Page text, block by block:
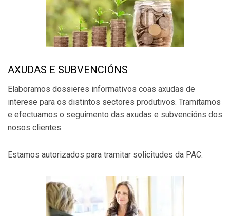
AXUDAS E SUBVENCIÓNS
Elaboramos dossieres informativos coas axudas de
interese para os distintos sectores produtivos. Tramitamos
e efectuamos o seguimento das axudas e subvencións dos
nosos clientes.
Estamos autorizados para tramitar solicitudes da PAC.